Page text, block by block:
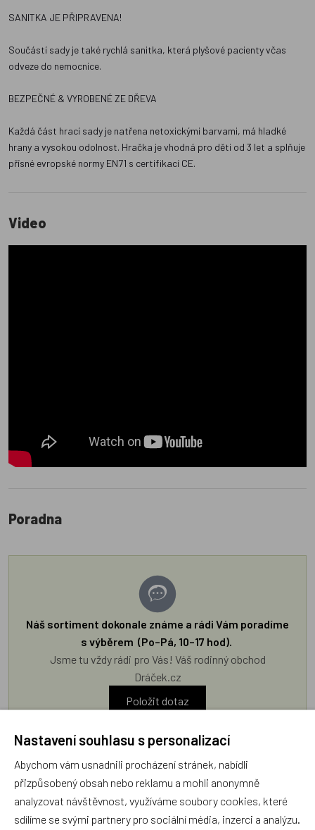
SANITKA JE PŘIPRAVENA!
Součástí sady je také rychlá sanitka, která plyšové pacienty včas
odveze do nemocnice.
BEZPEČNÉ & VYROBENÉ ZE DŘEVA
Každá část hrací sady je natřena netoxickými barvami, má hladké
hrany a vysokou odolnost. Hračka je vhodná pro děti od 3 let a splňuje
přísné evropské normy EN71 s certifikací CE.
Video
Poradna
Náš sortiment dokonale známe a rádi Vám poradíme
s výběrem (Po–Pá, 10–17 hod).
Jsme tu vždy rádi pro Vás! Váš rodinný obchod
Dráček.cz
Položit dotaz
Recenze v detailu produktu a texty od zákazníků v poradně
odrážejí výhradně názory a stanoviska zákazníků. Provozovatel
e-shopu Dráček.cz texty zákazníků předem neschvaluje ani
neověřuje.
Nastavení souhlasu s personalizací
Abychom vám usnadnili procházení stránek, nabídli
přizpůsobený obsah nebo reklamu a mohli anonymně
analyzovat návštěvnost, využíváme soubory cookies, které
sdílíme se svými partnery pro sociální média, inzerci a analýzu.